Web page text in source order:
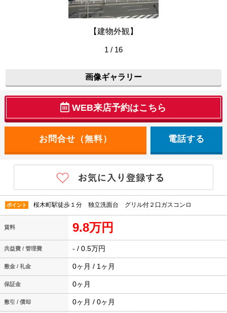
【建物外観】
1 / 16
画像ギャラリー
WEB来店予約はこちら
電話する
ポイント 桜木町駅徒歩１分 独立洗面台 グリル付２口ガスコンロ
賃料 9.8万円
共益費 / 管理費 - / 0.5万円
敷金 / 礼金 0ヶ月 / 1ヶ月
保証金 0ヶ月
敷引 / 償却 0ヶ月 / 0ヶ月